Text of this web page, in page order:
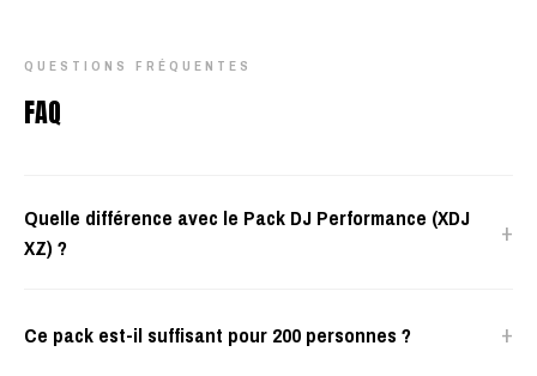
QUESTIONS FRÉQUENTES
FAQ
Quelle différence avec le Pack DJ Performance (XDJ
XZ) ?
+
Ce pack est-il suffisant pour 200 personnes ? +